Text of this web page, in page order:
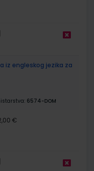
iz engleskog jezika za
6574-DOM
€